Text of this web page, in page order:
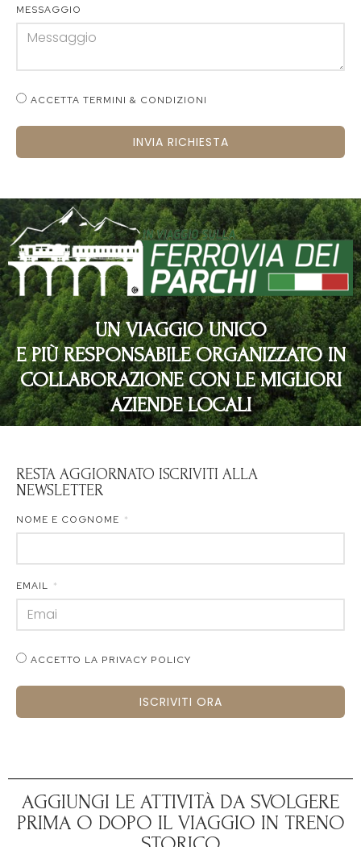
MESSAGGIO
ACCETTA TERMINI & CONDIZIONI
INVIA RICHIESTA
UN VIAGGIO UNICO
E PIÙ RESPONSABILE ORGANIZZATO IN
COLLABORAZIONE CON LE MIGLIORI
AZIENDE LOCALI
RESTA AGGIORNATO ISCRIVITI ALLA
NEWSLETTER
NOME E COGNOME
EMAIL
ACCETTO LA PRIVACY POLICY
ISCRIVITI ORA
AGGIUNGI LE ATTIVITÀ DA SVOLGERE
PRIMA O DOPO IL VIAGGIO IN TRENO